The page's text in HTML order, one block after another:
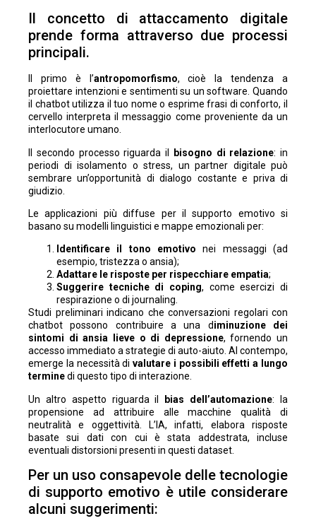
Il concetto di attaccamento digitale
prende forma attraverso due processi
principali.
Il primo è l’antropomorfismo, cioè la tendenza a
proiettare intenzioni e sentimenti su un software. Quando
il chatbot utilizza il tuo nome o esprime frasi di conforto, il
cervello interpreta il messaggio come proveniente da un
interlocutore umano.
Il secondo processo riguarda il bisogno di relazione: in
periodi di isolamento o stress, un partner digitale può
sembrare un’opportunità di dialogo costante e priva di
giudizio.
Le applicazioni più diffuse per il supporto emotivo si
basano su modelli linguistici e mappe emozionali per:
Identificare il tono emotivo nei messaggi (ad
esempio, tristezza o ansia);
Adattare le risposte per rispecchiare empatia;
Suggerire tecniche di coping, come esercizi di
respirazione o di journaling.
Studi preliminari indicano che conversazioni regolari con
chatbot possono contribuire a una diminuzione dei
sintomi di ansia lieve o di depressione, fornendo un
accesso immediato a strategie di auto-aiuto. Al contempo,
emerge la necessità divalutare i possibili effetti a lungo
terminedi questo tipo di interazione.
Un altro aspetto riguarda il bias dell’automazione: la
propensione ad attribuire alle macchine qualità di
neutralità e oggettività. L’IA, infatti, elabora risposte
basate sui dati con cui è stata addestrata, incluse
eventuali distorsioni presenti in questi dataset.
Per un uso consapevole delle tecnologie
di supporto emotivo è utile considerare
alcuni suggerimenti: